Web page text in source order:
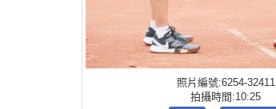
照片編號:6254-32411
拍攝時間:10:25